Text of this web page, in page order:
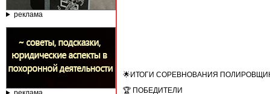
реклама
🌟ИТОГИ СОРЕВНОВАНИЯ
🏆 ПОБЕДИТЕЛИ